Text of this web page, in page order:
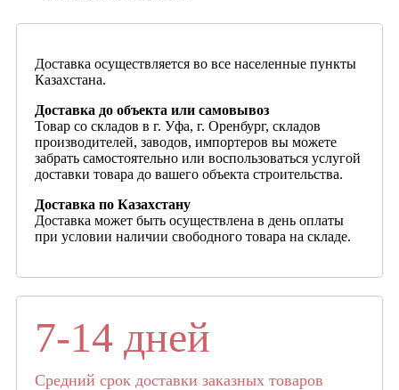
Доставка осуществляется во все населенные пункты
Казахстана.
Доставка до объекта или самовывоз
Товар со складов в г. Уфа, г. Оренбург, складов
производителей, заводов, импортеров вы можете
забрать самостоятельно или воспользоваться услугой
доставки товара до вашего объекта строительства.
Доставка по Казахстану
Доставка может быть осуществлена в день оплаты
при условии наличии свободного товара на складе.
7-14 дней
Средний срок доставки заказных товаров